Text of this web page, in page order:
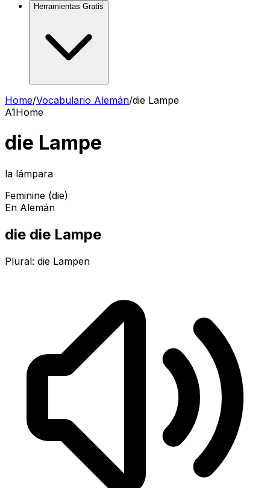
Herramientas Gratis
Home/Vocabulario Alemán/die Lampe
A1Home
die Lampe
la lámpara
Feminine (die)
En Alemán
die die Lampe
Plural: die Lampen